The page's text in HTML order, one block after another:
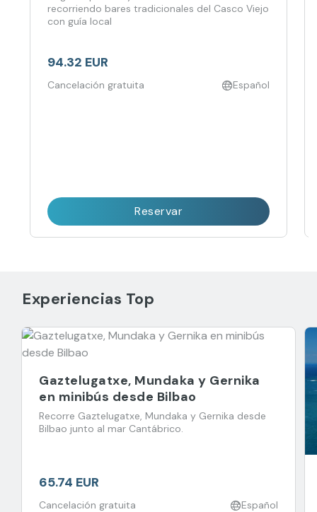
recorriendo bares tradicionales del Casco Viejo
con guía local
94.32 EUR
Cancelación gratuita Español
Reservar
Experiencias Top
Gaztelugatxe, Mundaka y Gernika
en minibús desde Bilbao
Recorre Gaztelugatxe, Mundaka y Gernika desde
Bilbao junto al mar Cantábrico.
65.74 EUR
Cancelación gratuita Español